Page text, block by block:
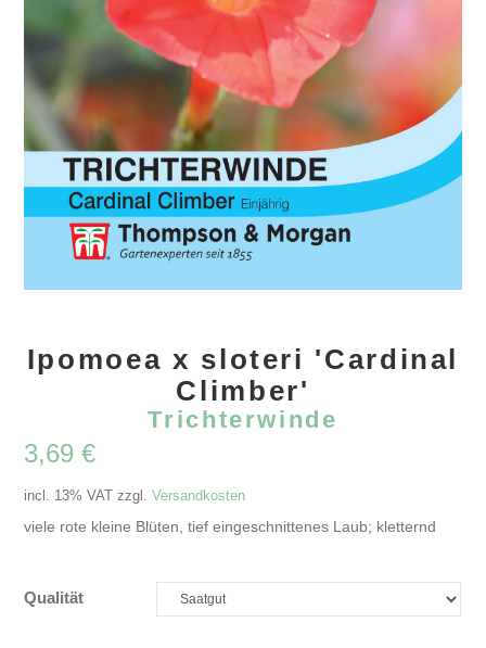
Ipomoea x sloteri 'Cardinal
Climber'
Trichterwinde
3,69€
incl. 13% VAT zzgl.Versandkosten
viele rote kleine Blüten, tief eingeschnittenes Laub; kletternd
Qualität